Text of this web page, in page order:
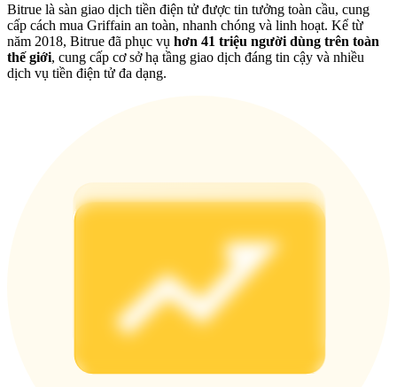
Share 500000 CASHCAT prize pool
Precious Metals Trading Carnival
Trade Gold & Silver · 33,333 USDT Bonus
USDT New User Exclusive 10% APR
USDT Flexible Staking | Daily Rewards
Bitrue là sàn giao dịch tiền điện tử được tin tưởng toàn cầu, cung
cấp cách mua Griffain an toàn, nhanh chóng và linh hoạt. Kể từ
năm 2018, Bitrue đã phục vụ hơn 41 triệu người dùng trên toàn
thế giới, cung cấp cơ sở hạ tầng giao dịch đáng tin cậy và nhiều
dịch vụ tiền điện tử đa dạng.